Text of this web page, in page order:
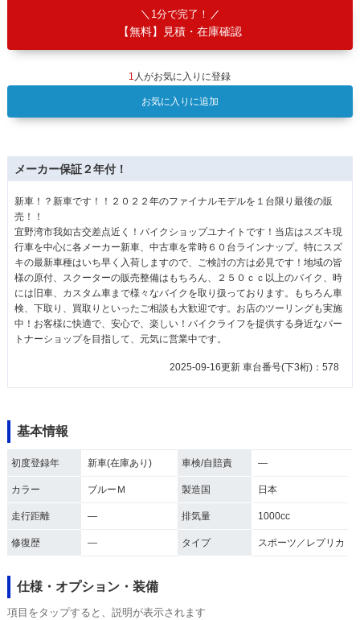
1分で完了！
【無料】見積・在庫確認
1 人がお気に入りに登録
お気に入りに追加
メーカー保証２年付！
新車！？新車です！！２０２２年のファイナルモデルを１台限り最後の販
売！！
宜野湾市我如古交差点近く！バイクショップユナイトです！当店はスズキ現
行車を中心に各メーカー新車、中古車を常時６０台ラインナップ。特にスズ
キの最新車種はいち早く入荷しますので、ご検討の方は必見です！地域の皆
様の原付、スクーターの販売整備はもちろん、２５０ｃｃ以上のバイク、時
には旧車、カスタム車まで様々なバイクを取り扱っております。もちろん車
検、下取り、買取りといったご相談も大歓迎です。お店のツーリングも実施
中！お客様に快適で、安心で、楽しい！バイクライフを提供する身近なパー
トナーショップを目指して、元気に営業中です。
2025-09-16更新 車台番号(下3桁)：578
基本情報
初度登録年 新車(在庫あり) 車検/自賠責 ―
カラー ブルーＭ 製造国 日本
走行距離 ― 排気量 1000cc
修復歴 ― タイプ スポーツ／レプリカ
仕様・オプション・装備
項目をタップすると、説明が表示されます